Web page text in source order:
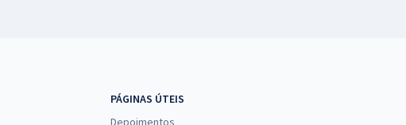
PÁGINAS ÚTEIS
Depoimentos